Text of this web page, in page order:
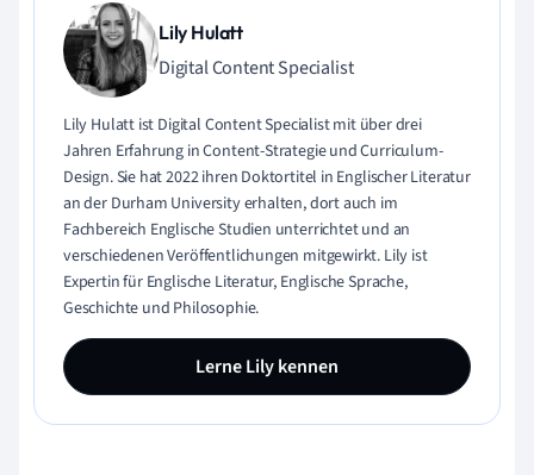
Lily Hulatt
Digital Content Specialist
Lily Hulatt ist Digital Content Specialist mit über drei
Jahren Erfahrung in Content-Strategie und Curriculum-
Design. Sie hat 2022 ihren Doktortitel in Englischer Literatur
an der Durham University erhalten, dort auch im
Fachbereich Englische Studien unterrichtet und an
verschiedenen Veröffentlichungen mitgewirkt. Lily ist
Expertin für Englische Literatur, Englische Sprache,
Geschichte und Philosophie.
Lerne Lily kennen